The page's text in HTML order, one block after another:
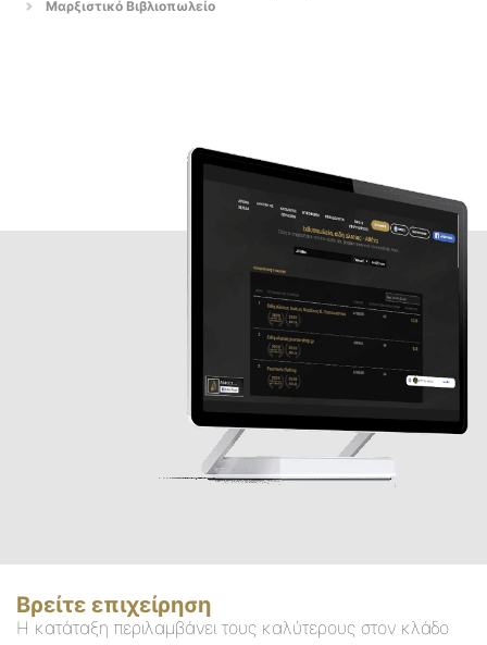
Μαρξιστικό Βιβλιοπωλείο
Βρείτε επιχείρηση
Η κατάταξη περιλαμβάνει τους καλύτερους στον κλάδο